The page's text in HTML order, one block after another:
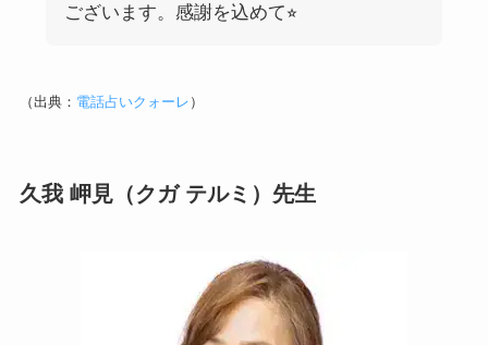
ございます。感謝を込めて⭐︎
（出典： 電話占いクォーレ ）
久我 岬見（クガ テルミ）先生